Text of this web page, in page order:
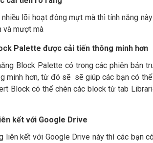
lõi hoạt đông mựt mà thì tính năng
và mượt mà
Palette được cải tiến thông minh hơn
Block Palette có trong các phiên bản
minh hơn, từ đó sẽ sẽ giúp các bạn có
Block có thể chèn các block từ tab
kết với Google Drive
liên kết với Google Drive này thì các bạn